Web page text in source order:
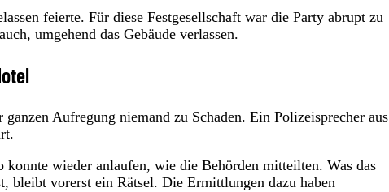
feierte. Für diese Festgesellschaft war die Party abrupt zu
umgehend das Gebäude verlassen.
Aufregung niemand zu Schaden. Ein Polizeisprecher aus
wieder anlaufen, wie die Behörden mitteilten. Was das
bleibt vorerst ein Rätsel. Die Ermittlungen dazu haben